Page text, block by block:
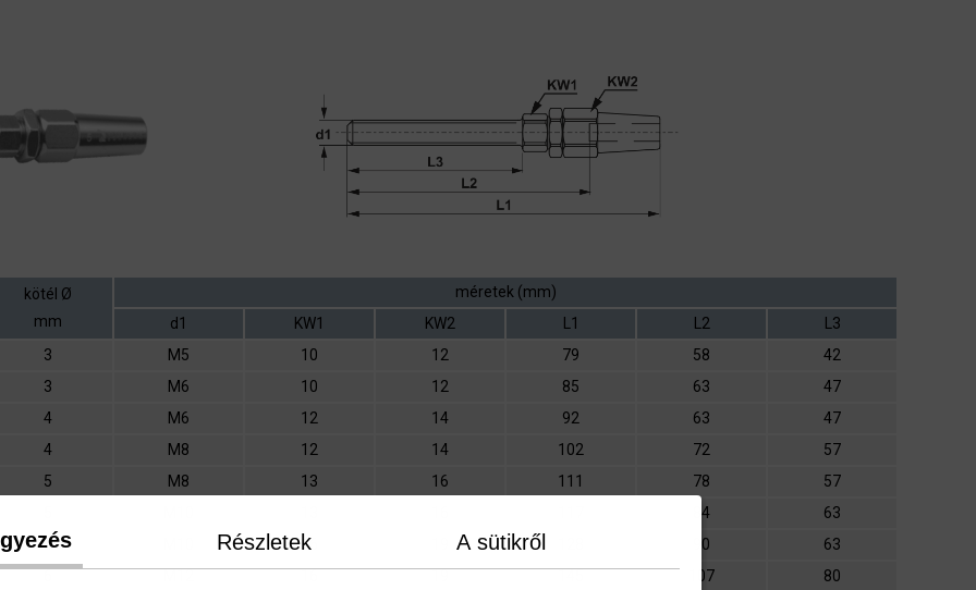
kötél Ø
mm
méretek (mm)
d1 KW1 KW2 L1 L2
L3
3 M5 10 12 79 58
42
3 M6 10 12 85 63
47
4 M6 12 14 92 63
47
4 M8 12 14 102 72
57
5 M8 13 16 111 78
57
84
63
6 16 90
63
107
80
Részletek A sütikről